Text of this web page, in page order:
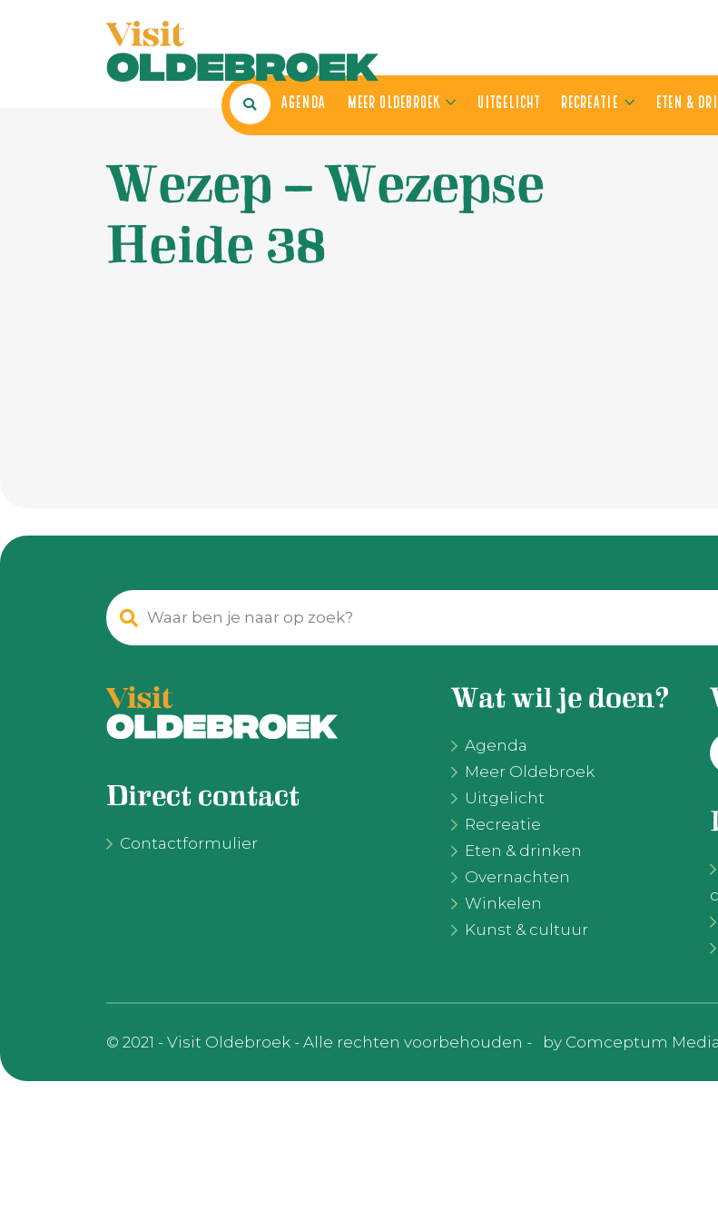
Wezep – Wezepse
Heide 38
Direct contact
Contactformulier
Wat wil je doen?
Agenda
Meer Oldebroek
Uitgelicht
Recreatie
Eten & drinken
Overnachten
Winkelen
Kunst & cultuur
© 2021 - Visit Oldebroek - Alle rechten voorbehouden - by Comceptum